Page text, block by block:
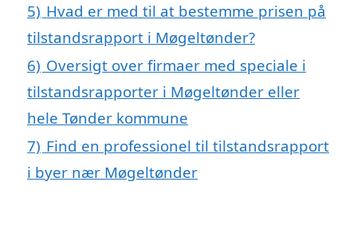
5) Hvad er med til at bestemme prisen på
tilstandsrapport i Møgeltønder?
6) Oversigt over firmaer med speciale i
tilstandsrapporter i Møgeltønder eller
hele Tønder kommune
7) Find en professionel til tilstandsrapport
i byer nær Møgeltønder